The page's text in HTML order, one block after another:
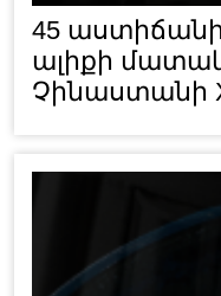
45 աստիճանի
ալիքի
Չինաստանի